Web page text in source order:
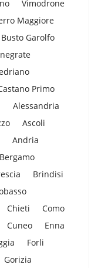
Vimodrone
Maggiore
Busto Garolfo
Primo
Alessandria
Ascoli
Andria
Bergamo
Brindisi
Chieti
Como
Cuneo
Enna
Forli
Gorizia